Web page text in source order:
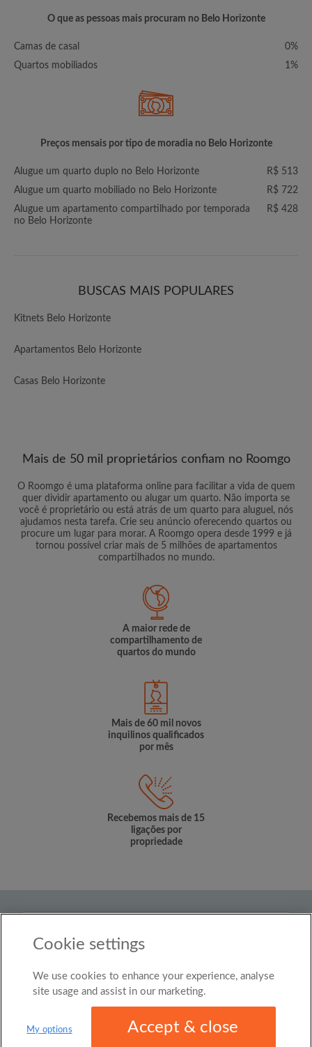
O que as pessoas mais procuram no Belo Horizonte
Camas de casal
0%
Quartos mobiliados
1%
Preços mensais por tipo de moradia no Belo Horizonte
Alugue um quarto duplo no Belo Horizonte
R$ 513
Alugue um quarto mobiliado no Belo Horizonte
R$ 722
Alugue um apartamento compartilhado por temporada
no Belo Horizonte
R$ 428
BUSCAS MAIS POPULARES
Kitnets Belo Horizonte
Apartamentos Belo Horizonte
Casas Belo Horizonte
Mais de 50 mil proprietários confiam no Roomgo
O Roomgo é uma plataforma online para facilitar a vida de quem
quer dividir apartamento ou alugar um quarto. Não importa se
você é proprietário ou está atrás de um quarto para aluguel, nós
ajudamos nesta tarefa. Crie seu anúncio oferecendo quartos ou
procure um lugar para morar. A Roomgo opera desde 1999 e já
tornou possível criar mais de 5 milhões de apartamentos
compartilhados no mundo.
A maior rede de
compartilhamento de
quartos do mundo
Mais de 60 mil novos
inquilinos qualificados
por mês
Recebemos mais de 15
ligações por
propriedade
Brasil
© Roomgo Limited 2025 - 21 Market Place, Stockport,
United Kingdom, SK1 1EU
Cookie settings
We use cookies to enhance your experience, analyse
site usage and assist in our marketing.
My options Accept & close